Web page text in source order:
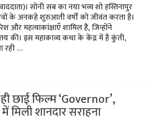
सोनी सब का नया भव्य शो हस्तिनापुर
के अनकहे शुरुआती वर्षों को जीवंत करता है।
और महत्वाकांक्षाएँ शामिल हैं, जिन्होंने
की। इस महाकाव्य कथा के केंद्र में है कुंती,
रही …
छाई फिल्म ‘Governor’,
मिली शानदार सराहना